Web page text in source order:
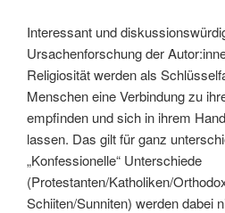
Interessant und
Ursachenforschung der
Religiosität werden als
Menschen eine Verbindung zu
empfinden und sich in ihrem
lassen. Das gilt für ganz
„Konfessionelle“ Unterschiede
(Protestanten/Katholiken/
Schiiten/Sunniten) werden dabei